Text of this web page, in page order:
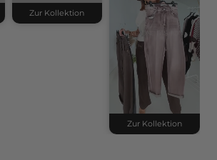
Zur Kollektion
Zur Kollektion